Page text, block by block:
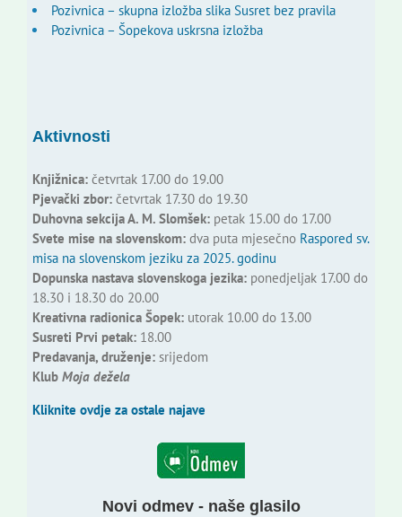
Pozivnica – skupna izložba slika Susret bez pravila
Pozivnica – Šopekova uskrsna izložba
Aktivnosti
Knjižnica:četvrtak 17.00 do 19.00
Pjevački zbor:četvrtak 17.30 do 19.30
Duhovna sekcija A. M. Slomšek:petak 15.00 do 17.00
Svete mise na slovenskom:dva puta mjesečno Raspored sv.
misa na slovenskom jeziku za 2025. godinu
Dopunska nastava slovenskoga jezika:ponedjeljak 17.00 do
18.30 i 18.30 do 20.00
Kreativna radionica Šopek:utorak 10.00 do 13.00
Susreti Prvi petak:18.00
Predavanja, druženje:srijedom
Klub Moja dežela
Kliknite ovdje za ostale najave
Novi odmev - naše glasilo